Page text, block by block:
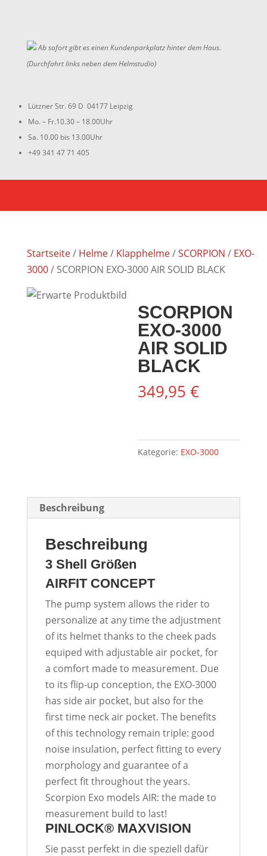
Ab sofort gibt es einen Kundenparkplatz hinter dem Haus.
(Durchfahrt links neben dem Helmstudio)
Lützner Str. 69 D 04177 Leipzig
Mo. – Fr.10.30 – 18.00Uhr
Sa. 10.00 bis 13.00Uhr
+49 341 47 71 405
Startseite/ Helme/ Klapphelme/SCORPION / EXO-
3000/ SCORPION EXO-3000 AIR SOLID BLACK
SCORPION
EXO-3000
AIR SOLID
BLACK
349,95€
Kategorie: EXO-3000
Beschreibung
Beschreibung
3 Shell Größen
AIRFIT CONCEPT
The pump system allows the rider to
personalize at any time the adjustment
of its helmet thanks to the cheek pads
equiped with adjustable air pocket, for
a comfort made to measurement. Due
to its flip-up conception, the EXO-3000
has side air pocket, but also for the
first time neck air pocket. The benefits
of this technology remain triple: good
noise insulation, perfect fitting to every
morphology and guarantee of a
perfect fit throughout the years.
Scorpion Exo models AIR: the made to
measurement build to last!
PINLOCK® MAXVISION
Sie passt perfekt in die speziell dafür